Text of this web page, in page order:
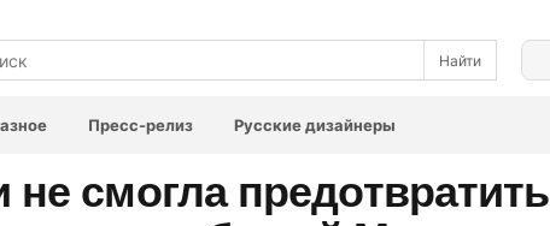
Пресс-релиз Русские дизайнеры
не смогла предотвратить